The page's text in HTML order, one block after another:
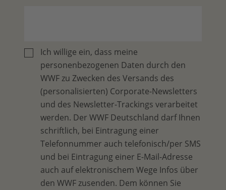
Ich willige ein, dass meine
personenbezogenen Daten durch den
WWF zu Zwecken des Versands des
(personalisierten) Corporate-Newsletters
und des Newsletter-Trackings verarbeitet
werden. Der WWF Deutschland darf Ihnen
schriftlich, bei Eintragung einer
Telefonnummer auch telefonisch/per SMS
und bei Eintragung einer E-Mail-Adresse
auch auf elektronischem Wege Infos über
den WWF zusenden. Dem können Sie